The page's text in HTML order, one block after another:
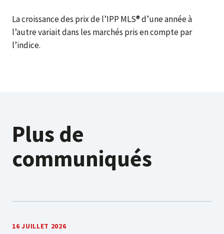
La croissance des prix de l’IPP MLS® d’une année à
l’autre variait dans les marchés pris en compte par
l’indice.
Plus de
communiqués
16 JUILLET 2026